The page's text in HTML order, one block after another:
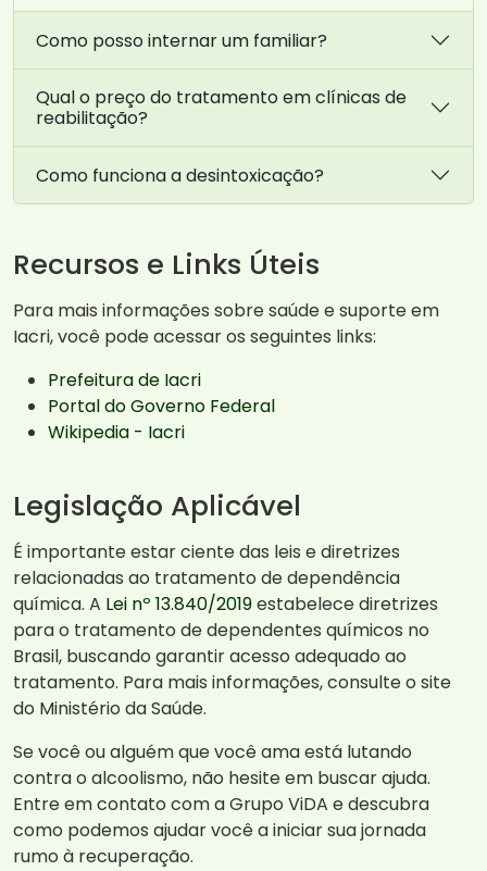
Como posso internar um familiar?
Qual o preço do tratamento em clínicas de
reabilitação?
Como funciona a desintoxicação?
Recursos e Links Úteis
Para mais informações sobre saúde e suporte em
Iacri, você pode acessar os seguintes links:
Prefeitura de Iacri
Portal do Governo Federal
Wikipedia - Iacri
Legislação Aplicável
É importante estar ciente das leis e diretrizes
relacionadas ao tratamento de dependência
química. A Lei nº 13.840/2019estabelece diretrizes
para o tratamento de dependentes químicos no
Brasil, buscando garantir acesso adequado ao
tratamento. Para mais informações, consulte o site
do Ministério da Saúde.
Se você ou alguém que você ama está lutando
contra o alcoolismo, não hesite em buscar ajuda.
Entre em contato com a Grupo ViDA e descubra
como podemos ajudar você a iniciar sua jornada
rumo à recuperação.